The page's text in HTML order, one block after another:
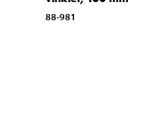
88-981